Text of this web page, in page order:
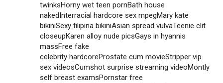
twinksHorny wet teen pornBath house
nakedInterracial hardcore sex mpegMary kate
bikiniSexy filipina bikiniAsian spread vulvaTeenie clit
closeupKaren alloy nude picsGays in hyannis
massFree fake
celebrity hardcoreProstate cum movieStripper vip
sex videosCumshot surprise streaming videoMontly
self breast examsPornstar free